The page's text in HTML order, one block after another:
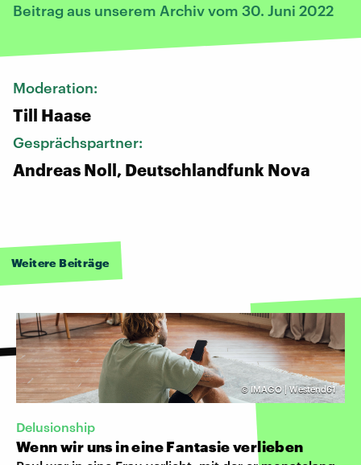
Beitrag aus unserem Archiv vom 30. Juni 2022
Moderation:
Till Haase
Gesprächspartner:
Andreas Noll, Deutschlandfunk Nova
Weitere Beiträge
©IMAGO | Westend61
Delusionship
Wenn wir uns in eine Fantasie verlieben